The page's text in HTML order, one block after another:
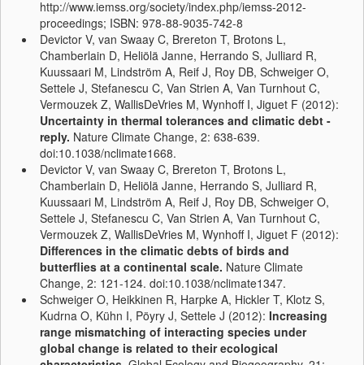
http://www.iemss.org/society/index.php/iemss-2012-
proceedings; ISBN: 978-88-9035-742-8
Devictor V, van Swaay C, Brereton T, Brotons L,
Chamberlain D, Heliölä Janne, Herrando S, Julliard R,
Kuussaari M, Lindström A, Reif J, Roy DB, Schweiger O,
Settele J, Stefanescu C, Van Strien A, Van Turnhout C,
Vermouzek Z, WallisDeVries M, Wynhoff I, Jiguet F (2012):
Uncertainty in thermal tolerances and climatic debt -
reply. Nature Climate Change, 2: 638-639.
doi:10.1038/nclimate1668.
Devictor V, van Swaay C, Brereton T, Brotons L,
Chamberlain D, Heliölä Janne, Herrando S, Julliard R,
Kuussaari M, Lindström A, Reif J, Roy DB, Schweiger O,
Settele J, Stefanescu C, Van Strien A, Van Turnhout C,
Vermouzek Z, WallisDeVries M, Wynhoff I, Jiguet F (2012):
Differences in the climatic debts of birds and
butterflies at a continental scale. Nature Climate
Change, 2: 121-124. doi:10.1038/nclimate1347.
Schweiger O, Heikkinen R, Harpke A, Hickler T, Klotz S,
Kudrna O, Kühn I, Pöyry J, Settele J (2012): Increasing
range mismatching of interacting species under
global change is related to their ecological